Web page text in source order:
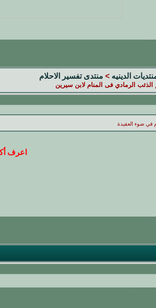
الدينيه > منتدى تفسير الاحلام
الرمادي فى المنام لابن سيرين
في ضوء العقيدة
اعرف